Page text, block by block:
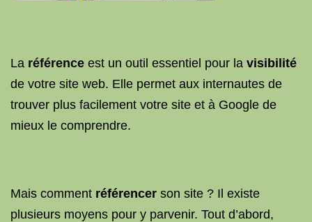
La référence est un outil essentiel pour la visibilité
de votre site web. Elle permet aux internautes de
trouver plus facilement votre site et à Google de
mieux le comprendre.
Mais comment référencer son site ? Il existe
plusieurs moyens pour y parvenir. Tout d’abord,